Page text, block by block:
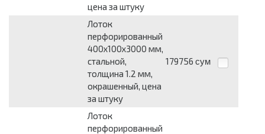
цена за штуку
Лоток
перфорированный
400х100х3000 мм,
стальной,
толщина 1.2 мм,
окрашенный, цена
за штуку
179756 сум
Лоток
перфорированный